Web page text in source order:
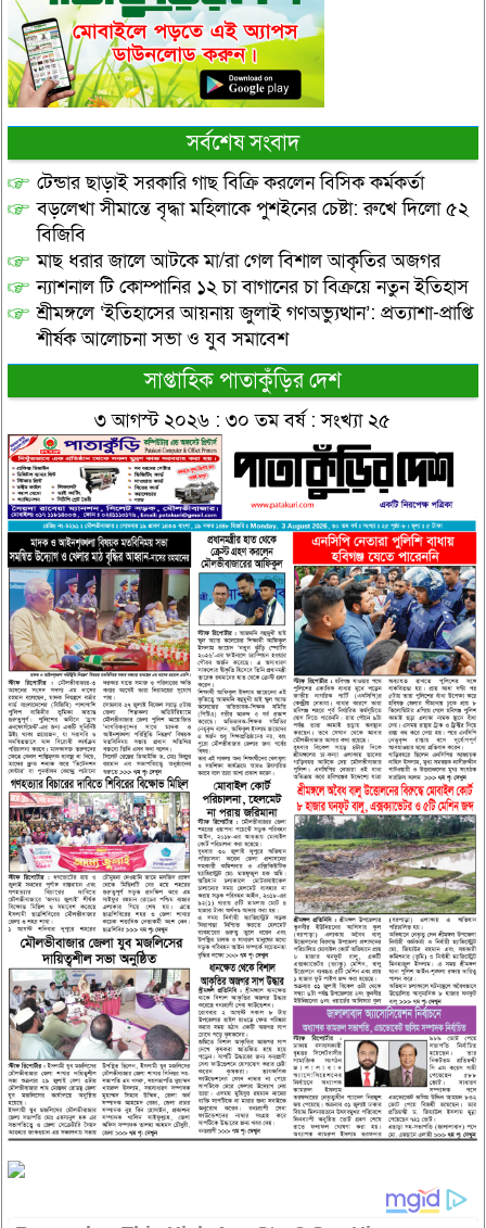
সর্বশেষ সংবাদ
টেন্ডার ছাড়াই সরকারি গাছ বিক্রি করলেন বিসিক কর্মকর্তা
বড়লেখা সীমান্তে বৃদ্ধা মহিলাকে পুশইনের চেষ্টা: রুখে দিলো ৫২
বিজিবি
মাছ ধরার জালে আটকে মা/রা গেল বিশাল আকৃতির অজগর
ন্যাশনাল টি কোম্পানির ১২ চা বাগানের চা বিক্রয়ে নতুন ইতিহাস
শ্রীমঙ্গলে ‘ইতিহাসের আয়নায় জুলাই গণঅভ্যুত্থান’: প্রত্যাশা-প্রাপ্তি
শীর্ষক আলোচনা সভা ও যুব সমাবেশ
সাপ্তাহিক পাতাকুঁড়ির দেশ
৩ আগস্ট ২০২৬ : ৩০ তম বর্ষ : সংখ্যা ২৫